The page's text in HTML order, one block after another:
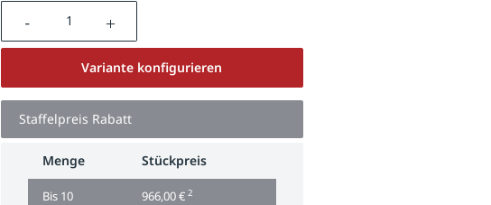
Produkt Anzahl: Gib den gewünschten Wert ein oder
Variante konfigurieren
Staffelpreis Rabatt
Menge Stückpreis
Bis 10 966,00 € 2